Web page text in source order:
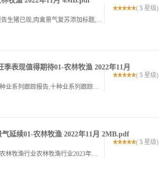
年月日行业评级,看好分析师,孟维肖邮箱,电话,证书编号,农林牧渔行业年度策略证券研究报告生猪已现,肉禽景气复苏添加标题,年回顾,种植业占优,养殖业承压资料来源,浙商证券研究所,注,采用申万,年,行业分.
( 5 星级)
表现值得期待01-农林牧渔 2022年11月
敬请阅读末页的重要说明证券研究报告,行业深度报告2023年11月05日推荐推荐,维持,维持,种业系列跟踪报告,十种业系列跟踪报告,十二二,消费品农林牧渔Q3为种业传统销售淡季,头部种企预收款延续高增,.
( 5 星级)
延续01-农林牧渔 2022年11月 2MB.pdf
敬请阅读末页的重要说明证券研究报告,行业深度报告2023年11月12日推荐推荐,维持,维持,农林牧渔行业农林牧渔行业2023年年三季报三季报总结总结消费品农林牧渔受受猪价季节性反弹影响,猪价季节性反弹.
( 5 星级)